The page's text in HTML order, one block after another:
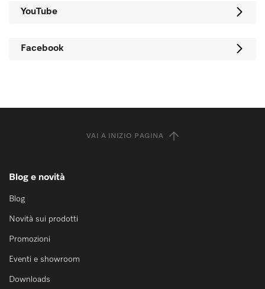
YouTube
Facebook
VAI A INIZIO PAGINA
Blog e novità
Blog
Novità sui prodotti
Promozioni
Eventi e showroom
Downloads